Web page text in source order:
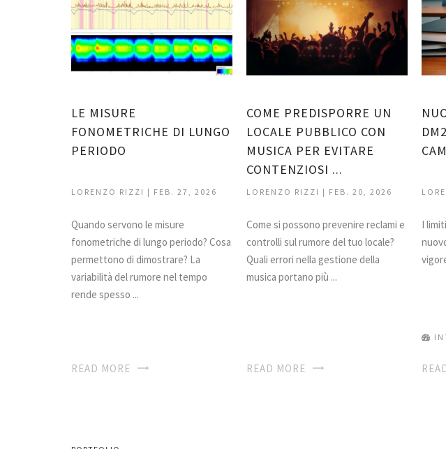
LE MISURE
FONOMETRICHE DI LUNGO
PERIODO
LORENZO RIZZI | FEB. 27, 2026
Quando servono le misure
fonometriche di lungo periodo? Cosa
permettono di dimostrare? La
variabilità del rumore nel tempo
rende spesso ...
READ MORE
COME PREDISPORRE UN
LOCALE PUBBLICO CON
MUSICA PER EVITARE
CONTENZIOSI ...
LORENZO RIZZI | FEB. 20, 2026
Come si possono prevenire reclami e
controlli sul rumore del tuo locale?
Quali errori nella gestione della
musica portano più ...
READ MORE
I